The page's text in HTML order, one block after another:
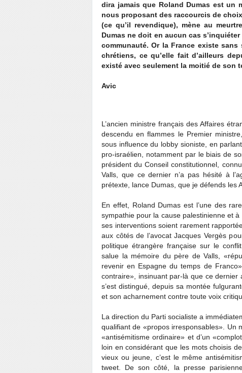
dira jamais que Roland Dumas est un
nous proposant des raccourcis de
(ce qu’il revendique), mène au
Dumas ne doit en aucun cas
communauté. Or la France existe
chrétiens, ce qu’elle fait d’ailleurs
existé avec seulement la moitié de son
Avic
L’ancien ministre français des Affaires
descendu en flammes le Premier
sous influence du lobby sioniste, en
pro-israélien, notamment par le biais de
président du Conseil constitutionnel,
Valls, que ce dernier n’a pas hésité à
prétexte, lance Dumas, que je défends les
En effet, Roland Dumas est l’une des
sympathie pour la cause palestinienne et
ses interventions soient rarement
aux côtés de l’avocat Jacques Vergès
politique étrangère française sur le
salue la mémoire du père de Valls,
revenir en Espagne du temps de
contraire», insinuant par-là que ce
s’est distingué, depuis sa montée
et son acharnement contre toute voix
La direction du Parti socialiste a
qualifiant de «propos irresponsables». Un
«antisémitisme ordinaire» et d’un
loin en considérant que les mots choisis
vieux ou jeune, c’est le même
tweet. De son côté, la presse